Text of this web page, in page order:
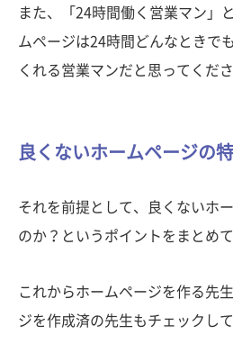
また、「24時間働く営業マン」
ムページは24時間どんなときで
くれる営業マンだと思ってくださ
良くないホームページの
それを前提として、良くないホ
のか？というポイントをまとめて
これからホームページを作る先
ジを作成済の先生もチェックし